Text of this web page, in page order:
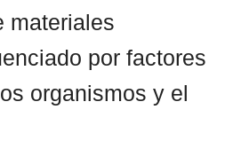
materiales
por factores
organismos y el